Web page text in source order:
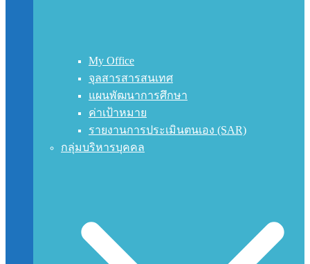
My Office
จุลสารสารสนเทศ
แผนพัฒนาการศึกษา
ค่าเป้าหมาย
รายงานการประเมินตนเอง (SAR)
กลุ่มบริหารบุคคล